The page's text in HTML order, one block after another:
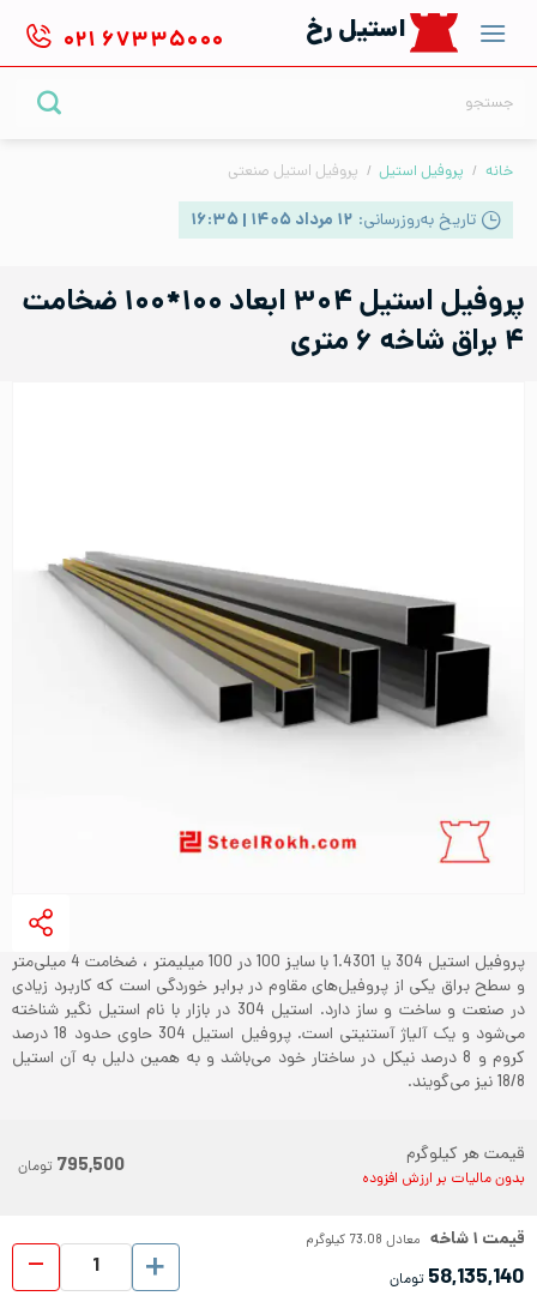
content
استیل رخ ۰۲۱ ۶۷۳۳۵۰۰۰
خانه / پروفیل استیل / پروفیل استیل صنعتی
تاریخ به‌روزرسانی: ۱۲ مرداد ۱۴۰۵ | ۱۶:۳۵
پروفیل استیل ۳۰۴ ابعاد ۱۰۰*۱۰۰ ضخامت
۴ براق شاخه ۶ متری
پروفیل استیل 304 یا 1.4301 با سایز 100 در 100 میلیمتر ، ضخامت 4 میلی‌متر
و سطح براق یکی از پروفیل‌های مقاوم در برابر خوردگی است که کاربرد زیادی
در صنعت و ساخت و ساز دارد. استیل 304 در بازار با نام استیل نگیر شناخته
می‌شود و یک آلیاژ آستنیتی است. پروفیل استیل 304 حاوی حدود 18 درصد
کروم و 8 درصد نیکل در ساختار خود می‌باشد و به همین دلیل به آن استیل
18/8 نیز می‌گویند.
قیمت هر کیلوگرم
بدون مالیات بر ارزش افزوده 795,500 تومان
قیمت ۱شاخه معادل 73.08 کیلوگرم
58,135,140 تومان